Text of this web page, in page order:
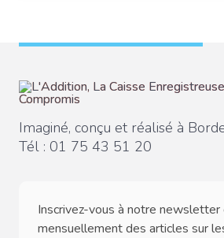
Imaginé, conçu et réalisé à
Tél : 01 75 43 51 20
Inscrivez-vous à notre
mensuellement des articles sur